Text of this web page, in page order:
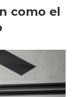
como el